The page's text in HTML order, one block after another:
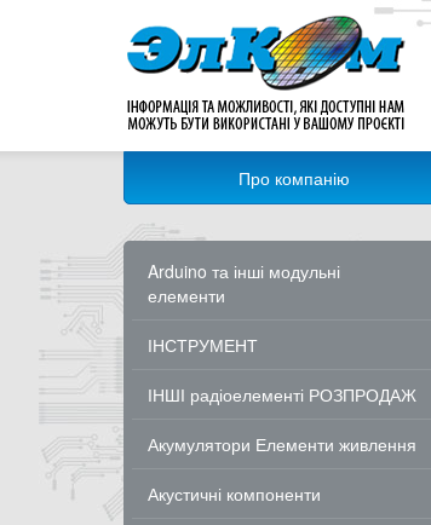
Про компанію
Arduino та інші модульні
елементи
ІНСТРУМЕНТ
ІНШІ радіоелементі РОЗПРОДАЖ
Акумулятори Елементи живлення
Акустичні компоненти